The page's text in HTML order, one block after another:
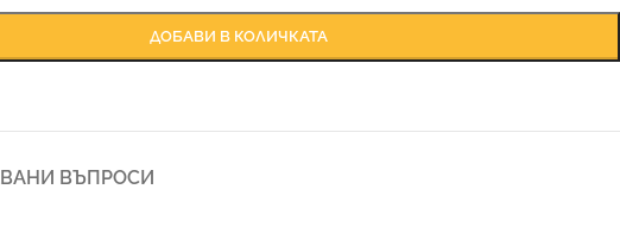
ДОБАВИ В КОЛИЧКАТА
ВЪПРОСИ